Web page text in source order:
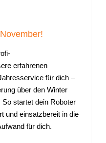
erfahrenen
für dich –
über den Winter
So startet dein Roboter
und einsatzbereit in die
für dich.